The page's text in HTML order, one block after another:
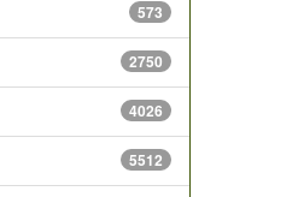
573
2750
4026
5512